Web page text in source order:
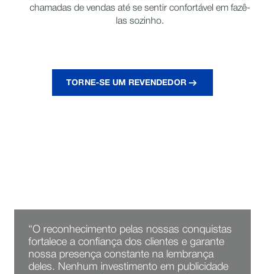
chamadas de vendas até se sentir confortável em fazê-
las sozinho.
TORNE-SE UM REVENDEDOR
“O reconhecimento pelas nossas conquistas
fortalece a confiança dos clientes e garante
nossa presença constante na lembrança
deles. Nenhum investimento em publicidade